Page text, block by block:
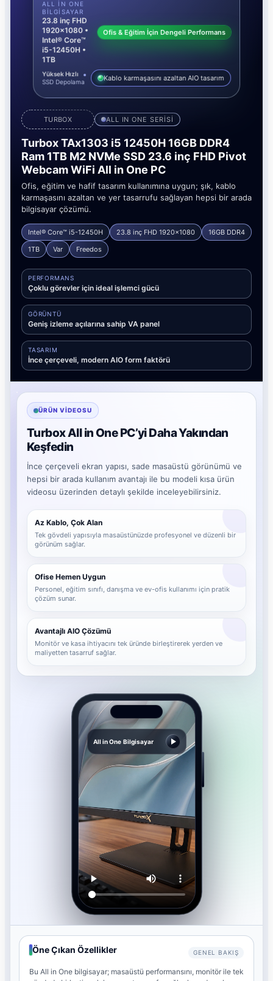
TURBOX ALL IN ONE SERİSİ
Turbox TAx1303 i5 12450H 16GB DDR4
Ram 1TB M2 NVMe SSD 23.6 inç FHD Pivot
Webcam WiFi All in One PC
Ofis, eğitim ve hafif tasarım kullanımına uygun; şık, kablo
karmaşasını azaltan ve yer tasarrufu sağlayan hepsi bir arada
bilgisayar çözümü.
Intel® Core™ i5-12450H 23.8 inç FHD 1920x1080
16GB DDR4
1TB
Var Freedos
PERFORMANS
Çoklu görevler için ideal işlemci gücü
GÖRÜNTÜ
Geniş izleme açılarına sahip VA panel
TASARIM
İnce çerçeveli, modern AIO form faktörü
ALL IN ONE
BILGISAYAR
23.8 inç FHD
1920x1080 •
Intel® Core™
i5-12450H •
1TB
Ofis & Eğitim İçin Dengeli Performans
Yüksek Hızlı
SSD Depolama Kablo karmaşasını azaltan AIO tasarım
ÜRÜN VIDEOSU
Turbox All in One PC’yi Daha Yakından
Keşfedin
İnce çerçeveli ekran yapısı, sade masaüstü görünümü ve
hepsi bir arada kullanım avantajı ile bu modeli kısa ürün
videosu üzerinden detaylı şekilde inceleyebilirsiniz.
Az Kablo, Çok Alan
Tek gövdeli yapısıyla masaüstünüzde profesyonel ve düzenli bir
görünüm sağlar.
Ofise Hemen Uygun
Personel, eğitim sınıfı, danışma ve ev-ofis kullanımı için pratik
çözüm sunar.
Avantajlı AIO Çözümü
Monitör ve kasa ihtiyacını tek üründe birleştirerek yerden ve
maliyetten tasarruf sağlar.
All in One Bilgisayar
Öne Çıkan Özellikler GENEL BAKIŞ
Bu All in One bilgisayar; masaüstü performansını, monitör ile tek